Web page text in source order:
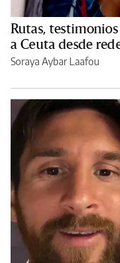
Rutas,
a Ceuta desde
Soraya Aybar Laafou